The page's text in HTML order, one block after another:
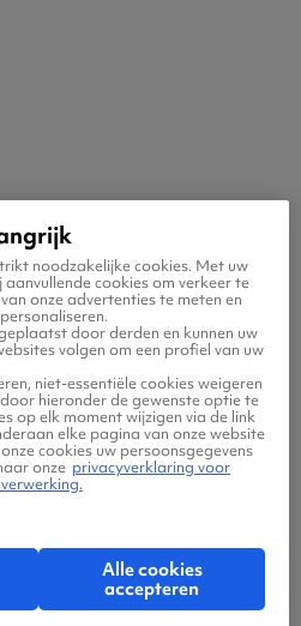
Manston
Eindhoven - Manston
Brussel - Manston
Dusseldorf - Manston
noodzakelijke cookies. Met uw
cookies om verkeer te
onze advertenties te meten en
door derden en kunnen uw
volgen om een profiel van uw
niet-essentiële cookies weigeren
hieronder de gewenste optie te
op elk moment wijzigen via de link
elke pagina van onze website
cookies uw persoonsgegevens
onze privacyverklaring voor
Alle cookies
accepteren